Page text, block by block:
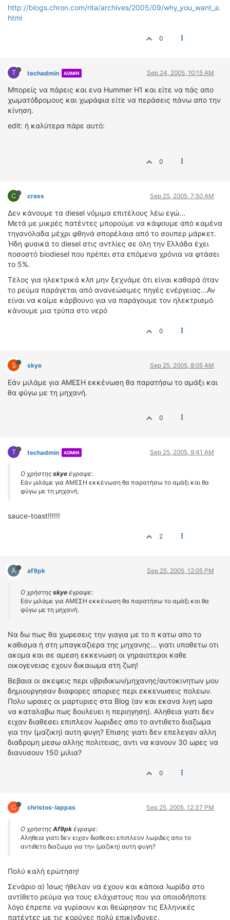
http://blogs.chron.com/rita/archives/2005/09/why_you_want_a.
html
0
T techadmin ADMIN Sep 24, 2005, 10:15 AM
Μπορείς να πάρεις και ενα Hummer H1 και είτε να πάς απο
χωματόδρομους και χωράφια είτε να περάσεις πάνω απο την
κίνηση.
edit: ή καλύτερα πάρε αυτό:
0
C crass Sep 25, 2005, 7:50 AM
Δεν κάνουμε τα diesel νόμιμα επιτέλους λέω εγώ...
Μετά με μικρές πατέντες μπορούμε να κάψουμε από καμένα
τηγανόλαδα μέχρι φθηνά σπορέλαια από το σουπερ μάρκετ.
Ήδη φυσικά το diesel στις αντλίες σε όλη την Ελλάδα έχει
ποσοστό biodiesel που πρέπει στα επόμενα χρόνια να φτάσει
το 5%.
Τέλος για ηλεκτρικά κλπ μην ξεχνάμε ότι είναι καθαρά όταν
το ρεύμα παράγεται από ανανεώσιμες πηγές ενέργειας...Αν
είναι να καίμε κάρβουνο για να παράγουμε τον ηλεκτρισμό
κάνουμε μια τρύπα στο νερό
0
S skye Sep 25, 2005, 8:05 AM
Εάν μιλάμε για ΑΜΕΣΗ εκκένωση θα παρατήσω το αμάξι και
θα φύγω με τη μηχανή.
0
T techadmin ADMIN Sep 25, 2005, 9:41 AM
Ο χρήστης skye έγραψε:
Εάν μιλάμε για ΑΜΕΣΗ εκκένωση θα παρατήσω το αμάξι και θα
φύγω με τη μηχανή.
sauce-toast!!!!!!
2
A af9pk Sep 25, 2005, 12:05 PM
Ο χρήστης skye έγραψε:
Εάν μιλάμε για ΑΜΕΣΗ εκκένωση θα παρατήσω το αμάξι και θα
φύγω με τη μηχανή.
Να δω πως θα χωρεσεις την γιαγια με το π κατω απο το
καθισμα ή στη μπαγκαζιερα της μηχανης... γιατι υποθετω οτι
ακομα και σε αμεση εκκενωση οι γηραιοτεροι καθε
οικογενειας εχουν δικαιωμα στη ζωη!
Βεβαια οι σκεψεις περι υβριδικων/μηχανης/αυτοκινητων μου
δημιουργησαν διαφορες αποριες περι εκκενωσεις πολεων.
Πολυ ωραιες οι μαρτυριες στα Blog (αν και εκανα λιγη ωρα
να καταλαβω πως δουλευει η περιηγηση). Αληθεια γιατι δεν
ειχαν διαθεσει επιπλεον λωριδες απο το αντιθετο διαζωμα
για την (μαζικη) αυτη φυγη? Επισης γιατι δεν επελεγαν αλλη
διαδρομη μεσω αλλης πολιτειας, αντι να κανουν 30 ωρες να
διανυσουν 150 μιλια?
0
C christos-lappas Sep 25, 2005, 12:37 PM
Ο χρήστης Af9pk έγραψε:
Αληθεια γιατι δεν ειχαν διαθεσει επιπλεον λωριδες απο το
αντιθετο διαζωμα για την (μαζικη) αυτη φυγη?
Πολύ καλή ερώτηση!
Σενάριο α) Ίσως ήθελαν να έχουν και κάποια λωρίδα στο
αντίθετο ρεύμα για τους ελάχιστους που για οποιοδήποτε
λόγο έπρεπε να γυρίσουν και θεώρησαν τις Ελληνικές
πατέντες με τις κορύνες πολύ επικίνδυνες.
ΟΔΗΓΟΥΜΕ
ΕΠΙΚΑΙΡΟΤΗΤΑ
ΑΡΧΕΙΟ ΤΕΥΧΩΝ